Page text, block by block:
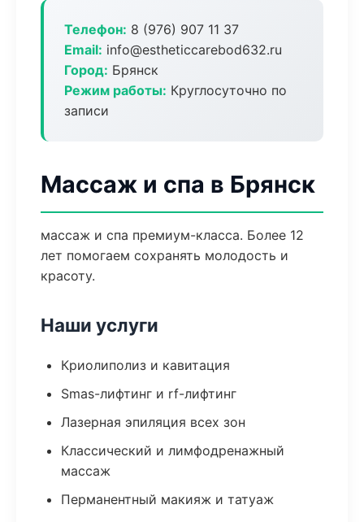
Телефон: 8 (976) 907 11 37
Email: info@estheticcarebod632.ru
Город: Брянск
Режим работы: Круглосуточно по
записи
Массаж и спа в Брянск
массаж и спа премиум-класса. Более 12
лет помогаем сохранять молодость и
красоту.
Наши услуги
Криолиполиз и кавитация
Smas-лифтинг и rf-лифтинг
Лазерная эпиляция всех зон
Классический и лимфодренажный
массаж
Перманентный макияж и татуаж